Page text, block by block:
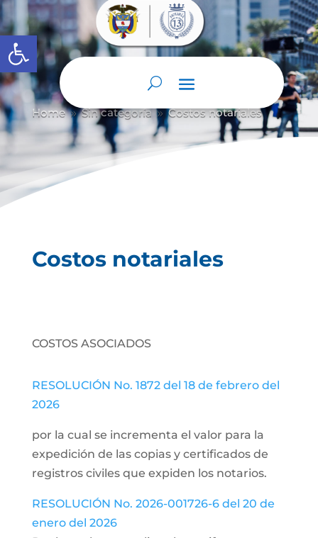
Abrir barra de herramientas
Home 9 Sin categoría 9 Costos notariales
Costos notariales
COSTOS ASOCIADOS
RESOLUCIÓN No. 1872 del 18 de febrero del
2026
por la cual se incrementa el valor para la
expedición de las copias y certificados de
registros civiles que expiden los notarios.
RESOLUCIÓN No. 2026-001726-6 del 20 de
enero del 2026